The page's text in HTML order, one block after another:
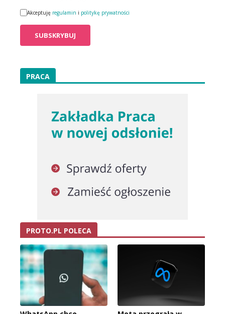
Akceptuję regulamin i politykę prywatności
PRACA
PROTO.PL POLECA